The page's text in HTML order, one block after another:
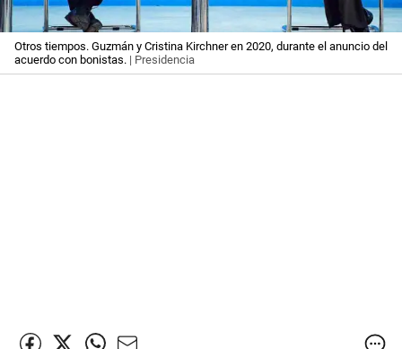
Otros tiempos. Guzmán y Cristina Kirchner en 2020, durante el anuncio del
acuerdo con bonistas. | Presidencia